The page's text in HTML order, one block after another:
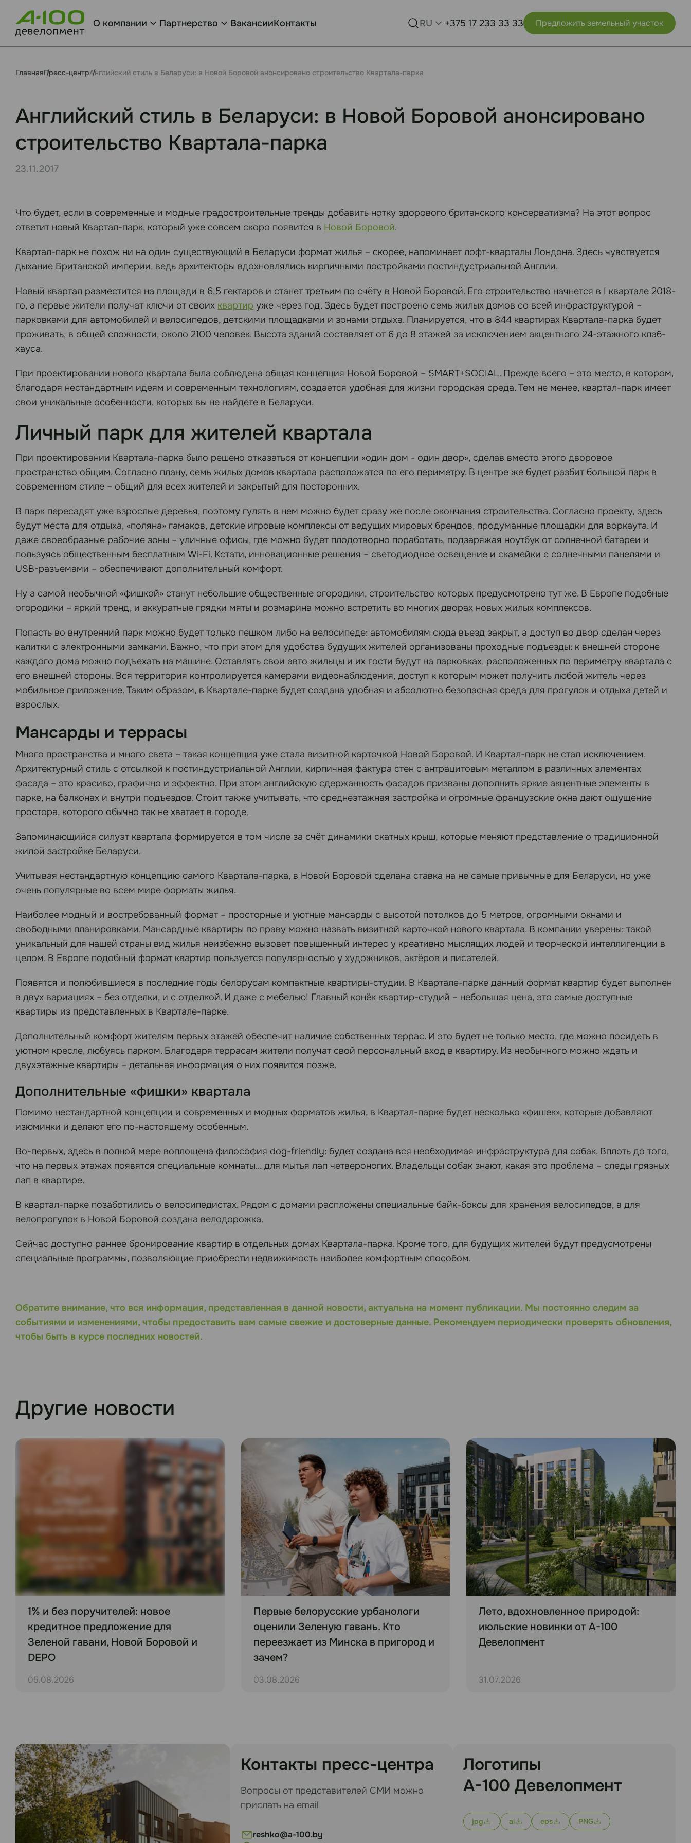
О компании Партнерство ВакансииКонтакты RU +375 17 233 33 33 Предложить земельный участок
ГлавнаяПресс-центрАнглийский стиль в Беларуси: в Новой Боровой анонсировано строительство Квартала-парка
Английский стиль в Беларуси: в Новой Боровой анонсировано
строительство Квартала-парка
23.11.2017
Что будет, если в современные и модные градостроительные тренды добавить нотку здорового британского консерватизма? На этот вопрос
ответит новый Квартал-парк, который уже совсем скоро появится в Новой Боровой.
Квартал-парк не похож ни на один существующий в Беларуси формат жилья – скорее, напоминает лофт-кварталы Лондона. Здесь чувствуется
дыхание Британской империи, ведь архитекторы вдохновлялись кирпичными постройками постиндустриальной Англии.
Новый квартал разместится на площади в 6,5 гектаров и станет третьим по счёту в Новой Боровой. Его строительство начнется в I квартале 2018-
го, а первые жители получат ключи от своих квартир уже через год. Здесь будет построено семь жилых домов со всей инфраструктурой –
парковками для автомобилей и велосипедов, детскими площадками и зонами отдыха. Планируется, что в 844 квартирах Квартала-парка будет
проживать, в общей сложности, около 2100 человек. Высота зданий составляет от 6 до 8 этажей за исключением акцентного 24-этажного клаб-
хауса.
При проектировании нового квартала была соблюдена общая концепция Новой Боровой – SMART+SOCIAL. Прежде всего – это место, в котором,
благодаря нестандартным идеям и современным технологиям, создается удобная для жизни городская среда. Тем не менее, квартал-парк имеет
свои уникальные особенности, которых вы не найдете в Беларуси.
Личный парк для жителей квартала
При проектировании Квартала-парка было решено отказаться от концепции «один дом - один двор», сделав вместо этого дворовое
пространство общим. Согласно плану, семь жилых домов квартала расположатся по его периметру. В центре же будет разбит большой парк в
современном стиле – общий для всех жителей и закрытый для посторонних.
В парк пересадят уже взрослые деревья, поэтому гулять в нем можно будет сразу же после окончания строительства. Согласно проекту, здесь
будут места для отдыха, «поляна» гамаков, детские игровые комплексы от ведущих мировых брендов, продуманные площадки для воркаута. И
даже своеобразные рабочие зоны – уличные офисы, где можно будет плодотворно поработать, подзаряжая ноутбук от солнечной батареи и
пользуясь общественным бесплатным Wi-Fi. Кстати, инновационные решения – светодиодное освещение и скамейки с солнечными панелями и
USB-разъемами – обеспечивают дополнительный комфорт.
Ну а самой необычной «фишкой» станут небольшие общественные огородики, строительство которых предусмотрено тут же. В Европе подобные
огородики – яркий тренд, и аккуратные грядки мяты и розмарина можно встретить во многих дворах новых жилых комплексов.
Попасть во внутренний парк можно будет только пешком либо на велосипеде: автомобилям сюда въезд закрыт, а доступ во двор сделан через
калитки с электронными замками. Важно, что при этом для удобства будущих жителей организованы проходные подъезды: к внешней стороне
каждого дома можно подъехать на машине. Оставлять свои авто жильцы и их гости будут на парковках, расположенных по периметру квартала с
его внешней стороны. Вся территория контролируется камерами видеонаблюдения, доступ к которым может получить любой житель через
мобильное приложение. Таким образом, в Квартале-парке будет создана удобная и абсолютно безопасная среда для прогулок и отдыха детей и
взрослых.
Мансарды и террасы
Много пространства и много света – такая концепция уже стала визитной карточкой Новой Боровой. И Квартал-парк не стал исключением.
Архитектурный стиль с отсылкой к постиндустриальной Англии, кирпичная фактура стен с антрацитовым металлом в различных элементах
фасада – это красиво, графично и эффектно. При этом английскую сдержанность фасадов призваны дополнить яркие акцентные элементы в
парке, на балконах и внутри подъездов. Стоит также учитывать, что среднеэтажная застройка и огромные французские окна дают ощущение
простора, которого обычно так не хватает в городе.
Запоминающийся силуэт квартала формируется в том числе за счёт динамики скатных крыш, которые меняют представление о традиционной
жилой застройке Беларуси.
Учитывая нестандартную концепцию самого Квартала-парка, в Новой Боровой сделана ставка на не самые привычные для Беларуси, но уже
очень популярные во всем мире форматы жилья.
Наиболее модный и востребованный формат – просторные и уютные мансарды с высотой потолков до 5 метров, огромными окнами и
свободными планировками. Мансардные квартиры по праву можно назвать визитной карточкой нового квартала. В компании уверены: такой
уникальный для нашей страны вид жилья неизбежно вызовет повышенный интерес у креативно мыслящих людей и творческой интеллигенции в
целом. В Европе подобный формат квартир пользуется популярностью у художников, актёров и писателей.
Появятся и полюбившиеся в последние годы белорусам компактные квартиры-студии. В Квартале-парке данный формат квартир будет выполнен
в двух вариациях – без отделки, и с отделкой. И даже с мебелью! Главный конёк квартир-студий – небольшая цена, это самые доступные
квартиры из представленных в Квартале-парке.
Дополнительный комфорт жителям первых этажей обеспечит наличие собственных террас. И это будет не только место, где можно посидеть в
уютном кресле, любуясь парком. Благодаря террасам жители получат свой персональный вход в квартиру. Из необычного можно ждать и
двухэтажные квартиры – детальная информация о них появится позже.
Дополнительные «фишки» квартала
Помимо нестандартной концепции и современных и модных форматов жилья, в Квартал-парке будет несколько «фишек», которые добавляют
изюминки и делают его по-настоящему особенным.
Во-первых, здесь в полной мере воплощена философия dog-friendly: будет создана вся необходимая инфраструктура для собак. Вплоть до того,
что на первых этажах появятся специальные комнаты… для мытья лап четвероногих. Владельцы собак знают, какая это проблема – следы грязных
лап в квартире.
В квартал-парке позаботились о велосипедистах. Рядом с домами распложены специальные байк-боксы для хранения велосипедов, а для
велопрогулок в Новой Боровой создана велодорожка.
Сейчас доступно раннее бронирование квартир в отдельных домах Квартала-парка. Кроме того, для будущих жителей будут предусмотрены
специальные программы, позволяющие приобрести недвижимость наиболее комфортным способом.
Обратите внимание, что вся информация, представленная в данной новости, актуальна на момент публикации. Мы постоянно следим за
событиями и изменениями, чтобы предоставить вам самые свежие и достоверные данные. Рекомендуем периодически проверять обновления,
чтобы быть в курсе последних новостей.
Другие новости
1% и без поручителей: новое
кредитное предложение для
Зеленой гавани, Новой Боровой и
DEPO
05.08.2026
Первые белорусские урбанологи
оценили Зеленую гавань. Кто
переезжает из Минска в пригород и
зачем?
03.08.2026
Лето, вдохновленное природой:
июльские новинки от А-100
Девелопмент
31.07.2026
Контакты пресс-центра
Вопросы от представителей СМИ можно
прислать на email
reshko@a-100.by
Логотипы
А-100 Девелопмент
jpg ai eps PNG